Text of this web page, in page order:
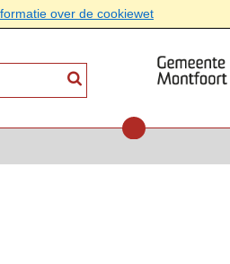
over de cookiewet